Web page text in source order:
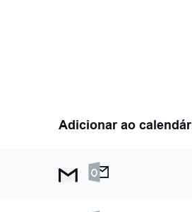
Adicionar ao